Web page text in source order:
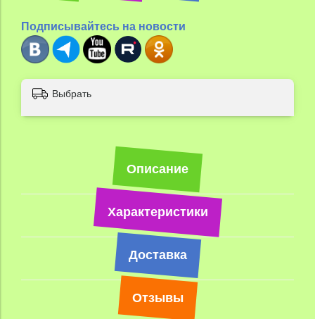
Подписывайтесь на новости
Выбрать
Описание
Характеристики
Доставка
Отзывы